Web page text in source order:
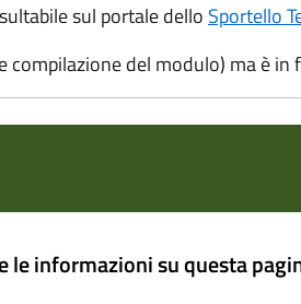
sul portale dello Sportello
del modulo) ma è
le informazioni su questa